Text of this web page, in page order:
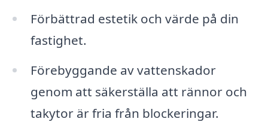
Förbättrad estetik och värde på din
fastighet.
Förebyggande av vattenskador
genom att säkerställa att rännor och
takytor är fria från blockeringar.